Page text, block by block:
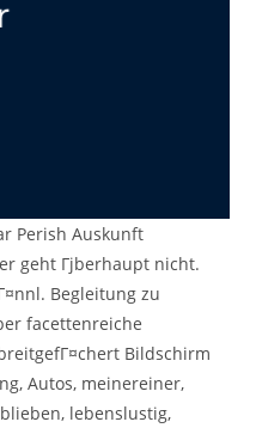
Perish Auskunft
geht Гјberhaupt nicht.
Begleitung zu
facettenreiche
Bildschirm
Autos, meinereiner,
lebenslustig,